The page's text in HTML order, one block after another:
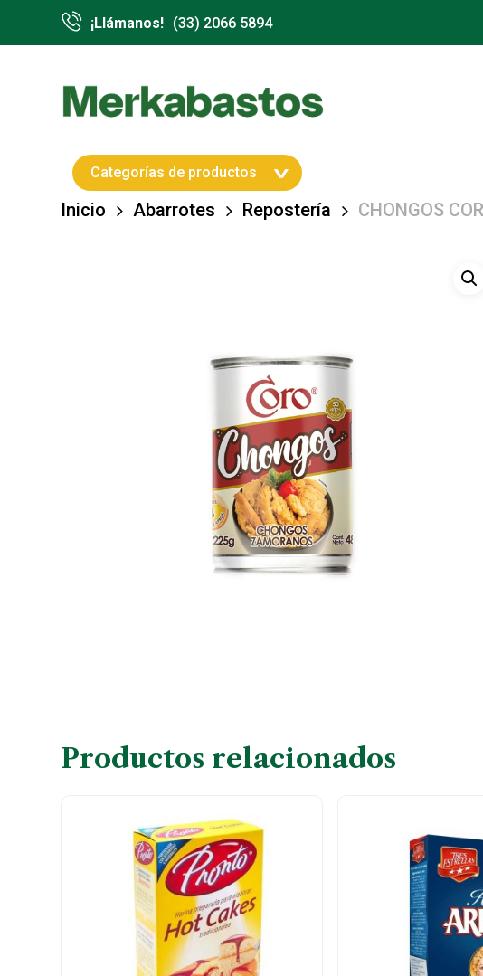
¡Llámanos! (33) 2066 5894
Hit enter to search or ESC to close
Categorías de productos
Inicio Abarrotes Repostería CHONGOS
Productos relacionados